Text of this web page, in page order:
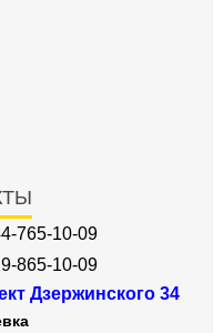
765-10-09
865-10-09
Дзержинского 34